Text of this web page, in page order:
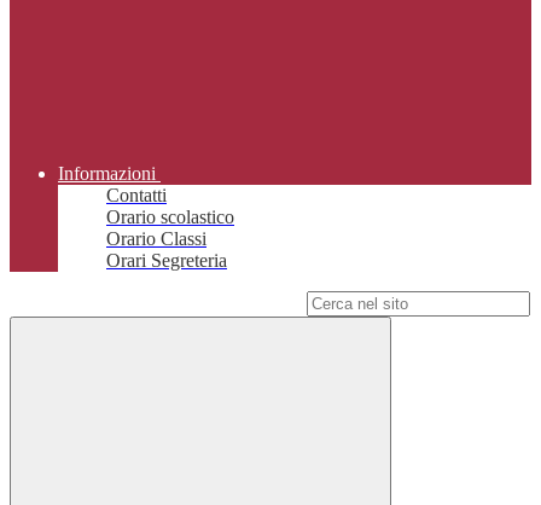
Informazioni
Contatti
Orario scolastico
Orario Classi
Orari Segreteria